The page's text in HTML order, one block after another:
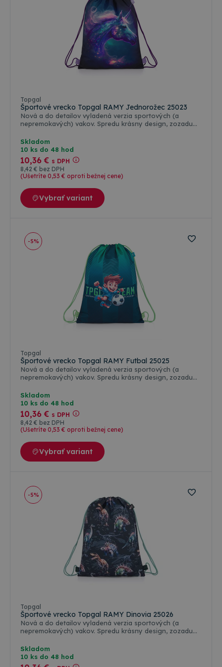
Topgal
Športové vrecko Topgal RAMY Jednorožec 25023
Nová a do detailov vyladená verzia sportových (a
nepremokavých) vakov. Spredu krásny design, zozadu
oddelené vrecko na doklady a mobil. ???? Pozrite sa na
celú našu ponuku. ????
Skladom
10 ks do 48 hod
10,36 € s DPH
8,42 € bez DPH
(Ušetríte 0,53 € oproti bežnej cene)
Vybrať variant
-5%
Topgal
Športové vrecko Topgal RAMY Futbal 25025
Nová a do detailov vyladená verzia sportových (a
nepremokavých) vakov. Spredu krásny design, zozadu
oddelené vrecko na doklady a mobil. ???? Pozrite sa na
celú našu ponuku. ????
Skladom
10 ks do 48 hod
10,36 € s DPH
8,42 € bez DPH
(Ušetríte 0,53 € oproti bežnej cene)
Vybrať variant
-5%
Topgal
Športové vrecko Topgal RAMY Dinovia 25026
Nová a do detailov vyladená verzia sportových (a
nepremokavých) vakov. Spredu krásny design, zozadu
oddelené vrecko na doklady a mobil. ???? Pozrite sa na
celú našu ponuku. ????
Skladom
10 ks do 48 hod